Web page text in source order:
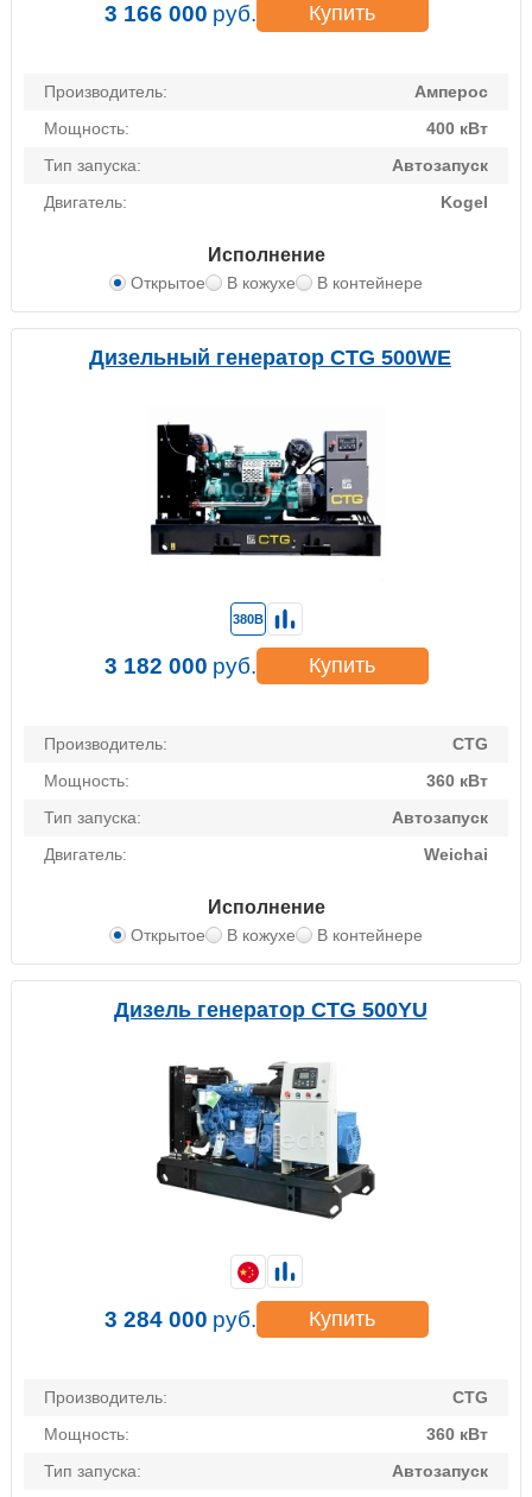
Производитель:
Амперос
Мощность:
400 кВт
Тип запуска:
Автозапуск
Двигатель:
Kogel
Исполнение
Открытое В кожухе В контейнере
3 166 000 руб. Купить
Дизельный генератор CTG 500WE
Производитель:
CTG
Мощность:
360 кВт
Тип запуска:
Автозапуск
Двигатель:
Weichai
Исполнение
Открытое В кожухе В контейнере
380В
3 182 000 руб. Купить
Дизель генератор CTG 500YU
Производитель:
CTG
Мощность:
360 кВт
Тип запуска:
Автозапуск
3 284 000 руб. Купить